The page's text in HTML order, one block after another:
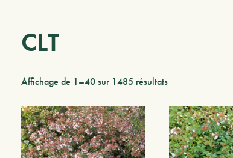
CLT
Affichage de 1–40 sur 1485 résultats